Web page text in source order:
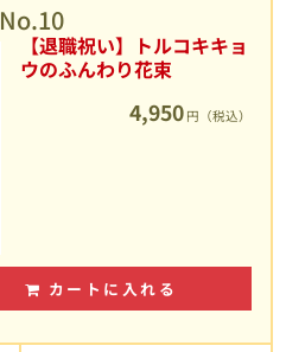
No.10
【退職祝い】トルコキキョ
ウのふんわり花束
4,950 円（税込）
カートに入れる